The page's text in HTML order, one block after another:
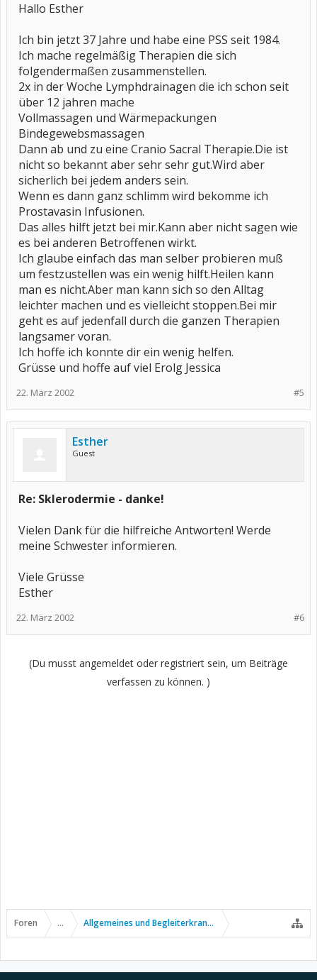
Hallo Esther
Ich bin jetzt 37 Jahre und habe eine PSS seit 1984.
Ich mache regelmäßig Therapien die sich
folgendermaßen zusammenstellen.
2x in der Woche Lymphdrainagen die ich schon seit
über 12 jahren mache
Vollmassagen und Wärmepackungen
Bindegewebsmassagen
Dann ab und zu eine Cranio Sacral Therapie.Die ist
nicht so bekannt aber sehr sehr gut.Wird aber
sicherlich bei jedem anders sein.
Wenn es dann ganz schlimm wird bekomme ich
Prostavasin Infusionen.
Das alles hilft jetzt bei mir.Kann aber nicht sagen wie
es bei anderen Betroffenen wirkt.
Ich glaube einfach das man selber probieren muß
um festzustellen was ein wenig hilft.Heilen kann
man es nicht.Aber man kann sich so den Alltag
leichter machen und es vielleicht stoppen.Bei mir
geht es auf jedenfall durch die ganzen Therapien
langsamer voran.
Ich hoffe ich konnte dir ein wenig helfen.
Grüsse und hoffe auf viel Erolg Jessica
#5
22. März 2002
Esther
Guest
Re: Sklerodermie - danke!
Vielen Dank für die hilfreiche Antworten! Werde
meine Schwester informieren.
Viele Grüsse
Esther
#6
22. März 2002
(Du musst angemeldet oder registriert sein, um Beiträge
verfassen zu können. )
Foren ... Allgemeines und Begleiterkrankungen